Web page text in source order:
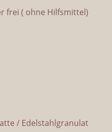
frei ( ohne Hilfsmittel)
/ Edelstahlgranulat